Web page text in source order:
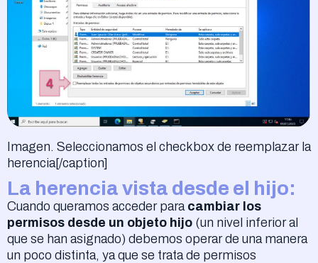
Imagen. Seleccionamos el checkbox de reemplazar la
herencia[/caption]
La herencia vista desde el hijo:
Cuando queramos acceder para cambiar los
permisos desde un objeto hijo (un nivel inferior al
que se han asignado) debemos operar de una manera
un poco distinta, ya que se trata de permisos